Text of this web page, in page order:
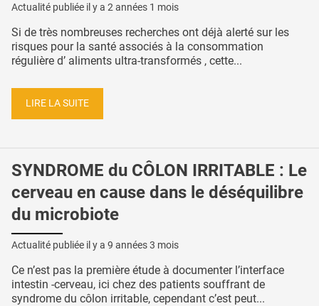
Actualité publiée il y a 2 années 1 mois
Si de très nombreuses recherches ont déjà alerté sur les
risques pour la santé associés à la consommation
régulière d’ aliments ultra-transformés , cette...
LIRE LA SUITE
SYNDROME du CÔLON IRRITABLE : Le
cerveau en cause dans le déséquilibre
du microbiote
Actualité publiée il y a 9 années 3 mois
Ce n’est pas la première étude à documenter l’interface
intestin -cerveau, ici chez des patients souffrant de
syndrome du côlon irritable, cependant c’est peut...